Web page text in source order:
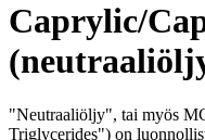
Caprylic/
"Neutraaliöljy", tai myös
Triglycerides") on